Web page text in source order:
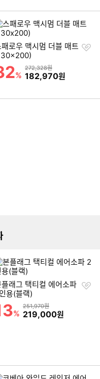
로우 맥시멈 더블 매트
인률
%
상품금액
272,328원
할인금액
182,970원
찜
래그 택티컬 에어소파
용(블랙)
률
%
상품금액
251,970원
할인금액
219,000원
찜